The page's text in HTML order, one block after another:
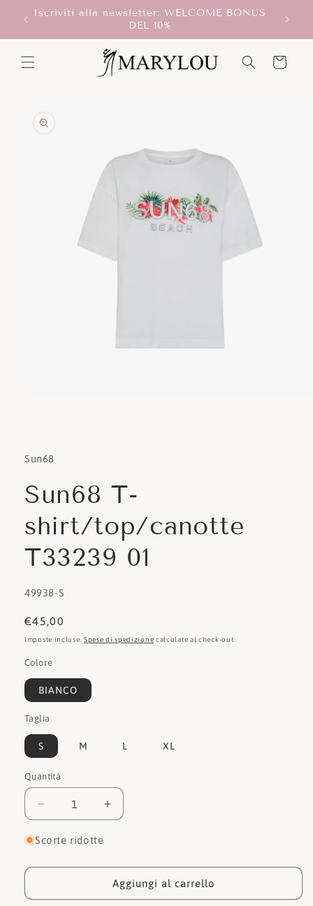
direttamente
Iscriviti alla newsletter: WELCOME BONUS
DEL 10%
Carrello
sul prodotto
finestra
modale
Sun68
Sun68 T-
shirt/top/canotte
T33239 01
SKU:
49938-S
Prezzo
di
€45,00
Imposte incluse. Spese di spedizione calcolate al check-out.
Colore
BIANCO
Taglia
S M L XL
Quantità
Quantità
Diminuisci
quantità
per
T-
shirt/top/canotte
T33239
Aumenta
quantità
T-
shirt/top/canotte
T33239
Scorte ridotte
Aggiungi al carrello